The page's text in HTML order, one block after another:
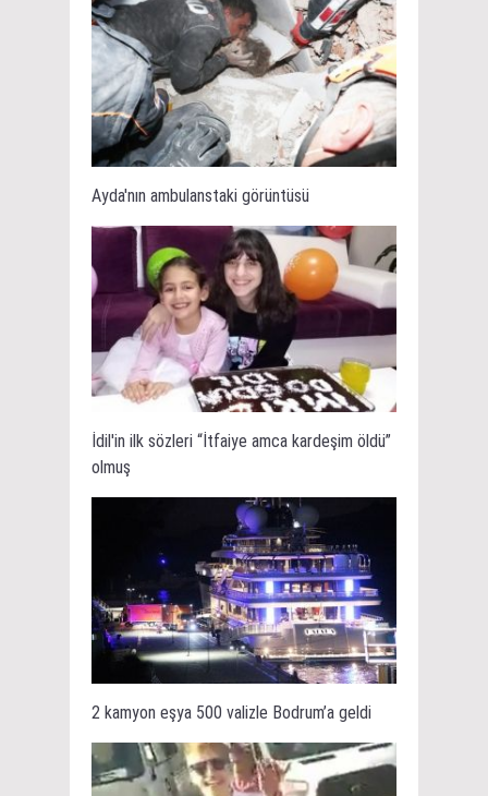
Ayda'nın ambulanstaki görüntüsü
İdil'in ilk sözleri “İtfaiye amca kardeşim öldü”
olmuş
2 kamyon eşya 500 valizle Bodrum’a geldi